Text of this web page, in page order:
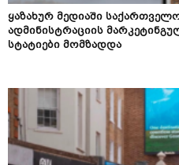
ყაზახურ მედიაში
ადმინისტრაციის
სტატიები მომზადდა